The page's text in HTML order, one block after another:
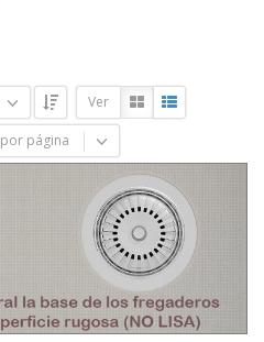
Ver
por página